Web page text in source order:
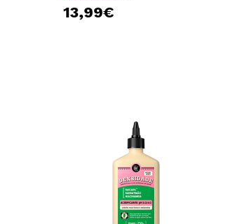
13,99€